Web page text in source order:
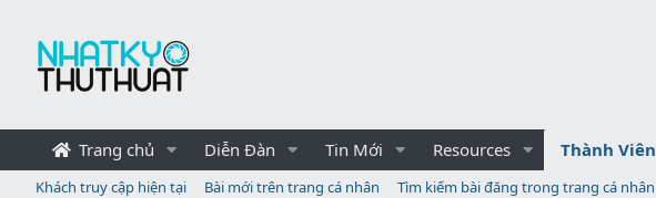
Trang chủ Diễn Đàn Tin Mới Resources Thành Viên
Khách truy cập hiện tại Bài mới trên trang cá nhân Tìm kiếm bài đăng trong trang cá nhân